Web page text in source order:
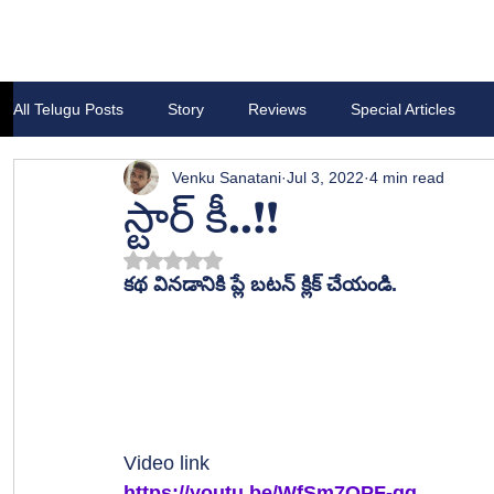
All Telugu Posts Story Reviews Special Articles
స్టార్ కీ..!!
Venku Sanatani Jul 3, 2022 4 min read
Rated NaN out of 5 stars.
కథ వినడానికి ప్లే బటన్ క్లిక్ చేయండి.
Video link